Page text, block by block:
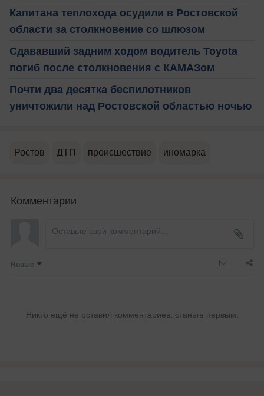
Капитана теплохода осудили в Ростовской
области за столкновение со шлюзом
Сдававший задним ходом водитель Toyota
погиб после столкновения с КАМАЗом
Почти два десятка беспилотников
уничтожили над Ростовской областью ночью
Ростов ДТП происшествие иномарка
Комментарии
Новые
Никто ещё не оставил комментариев, станьте первым.